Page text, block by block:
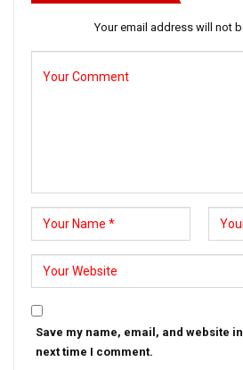
Your email address will not
Save my name, email, and website
next time I comment.